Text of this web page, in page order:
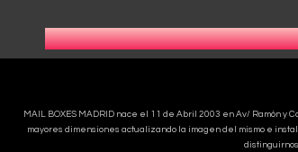
MAIL BOXES MADRID nace el 11 de Abril 2003 en Av/ Ramón
mayores dimensiones actualizando la imagen del mismo e